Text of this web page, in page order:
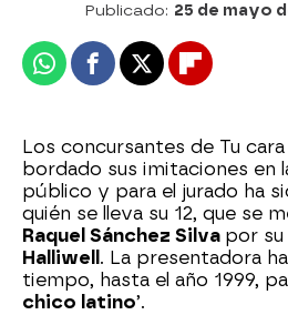
Publicado: 25 de mayo
WhatsappFacebook
X Flipboard
Los concursantes de Tu cara
bordado sus imitaciones en
público y para el jurado ha
quién se lleva su 12, que se
Raquel Sánchez Silva por
Halliwell . La presentadora
tiempo, hasta el año 1999,
chico latino’.